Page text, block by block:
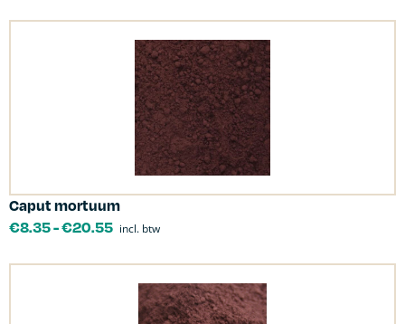
Caput mortuum
€8.35-€20.55 incl. btw